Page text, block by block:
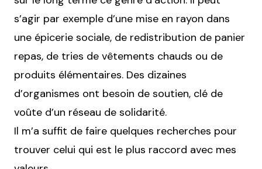
s’agir par exemple d’une mise en rayon dans
une épicerie sociale, de redistribution de panier
repas, de tries de vêtements chauds ou de
produits élémentaires. Des dizaines
d’organismes ont besoin de soutien, clé de
voûte d’un réseau de solidarité.
Il m’a suffit de faire quelques recherches pour
trouver celui qui est le plus raccord avec mes